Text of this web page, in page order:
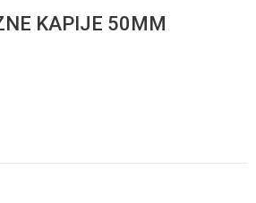
KAPIJE 50MM